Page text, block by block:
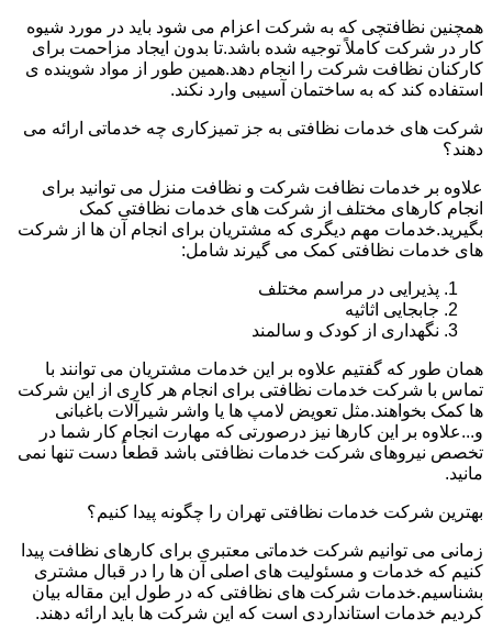
همچنین نظافتچی که به شرکت اعزام می شود باید در مورد شیوه
کار در شرکت کاملاً توجیه شده باشد.تا بدون ایجاد مزاحمت برای
کارکنان نظافت شرکت را انجام دهد.همین طور از مواد شوینده ی
استفاده کند که به ساختمان آسیبی وارد نکند.
شرکت های خدمات نظافتی به جز تمیزکاری چه خدماتی ارائه می
دهند؟
علاوه بر خدمات نظافت شرکت و نظافت منزل می توانید برای
انجام کارهای مختلف از شرکت های خدمات نظافتی کمک
بگیرید.خدمات مهم دیگری که مشتریان برای انجام آن ها از شرکت
های خدمات نظافتی کمک می گیرند شامل:
پذیرایی در مراسم مختلف
جابجایی اثاثیه
نگهداری از کودک و سالمند
همان طور که گفتیم علاوه بر این خدمات مشتریان می توانند با
تماس با شرکت خدمات نظافتی برای انجام هر کاری از این شرکت
ها کمک بخواهند.مثل تعویض لامپ ها یا واشر شیرآلات باغبانی
و...علاوه بر این کارها نیز درصورتی که مهارت انجام کار شما در
تخصص نیروهای شرکت خدمات نظافتی باشد قطعاً دست تنها نمی
مانید.
بهترین شرکت خدمات نظافتی تهران را چگونه پیدا کنیم؟
زمانی می توانیم شرکت خدماتی معتبری برای کارهای نظافت پیدا
کنیم که خدمات و مسئولیت های اصلی آن ها را در قبال مشتری
بشناسیم.خدمات شرکت های نظافتی که در طول این مقاله بیان
کردیم خدمات استانداردی است که این شرکت ها باید ارائه دهند.